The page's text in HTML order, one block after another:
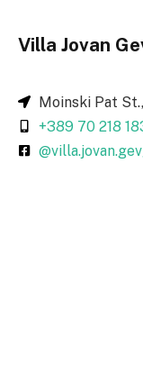
Villa Jovan
Moinski Pat
+389 70 218